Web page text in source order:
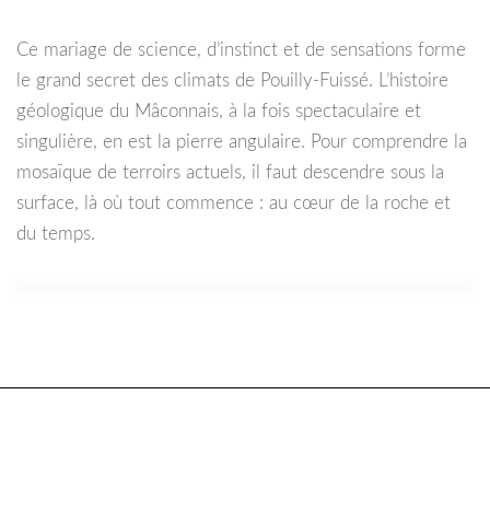
Ce mariage de science, d’instinct et de sensations forme
le grand secret des climats de Pouilly-Fuissé. L’histoire
géologique du Mâconnais, à la fois spectaculaire et
singulière, en est la pierre angulaire. Pour comprendre la
mosaïque de terroirs actuels, il faut descendre sous la
surface, là où tout commence : au cœur de la roche et
du temps.